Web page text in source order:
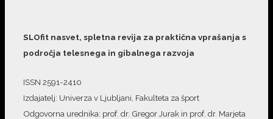
SLOfit nasvet, spletna revija za praktična vprašanja s
področja telesnega in gibalnega razvoja
ISSN 2591-2410
Izdajatelj: Univerza v Ljubljani, Fakulteta za šport
Odgovorna urednika: prof. dr. Gregor Jurak in prof. dr. Marjeta